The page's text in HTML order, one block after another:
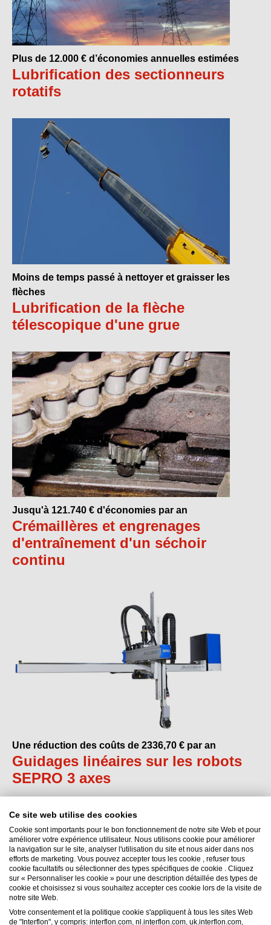
Plus de 12.000 € d’économies annuelles estimées
Lubrification des sectionneurs
rotatifs
Moins de temps passé à nettoyer et graisser les
flèches
Lubrification de la flèche
télescopique d'une grue
Jusqu'à 121.740 € d'économies par an
Crémaillères et engrenages
d'entraînement d'un séchoir
continu
Une réduction des coûts de 2336,70 € par an
Guidages linéaires sur les robots
SEPRO 3 axes
Interflon België NV
Nieuwe Baan 18
9111 Sint-Niklaas (Belsele, Vlaanderen)
Belgique
Ce site web utilise des cookies
Cookie sont importants pour le bon fonctionnement de notre site Web et pour
améliorer votre expérience utilisateur. Nous utilisons cookie pour améliorer
la navigation sur le site, analyser l'utilisation du site et nous aider dans nos
efforts de marketing. Vous pouvez accepter tous les cookie , refuser tous
cookie facultatifs ou sélectionner des types spécifiques de cookie . Cliquez
sur « Personnaliser les cookie » pour une description détaillée des types de
cookie et choisissez si vous souhaitez accepter ces cookie lors de la visite de
notre site Web.
Votre consentement et la politique cookie s'appliquent à tous les sites Web
de "Interflon", y compris: interflon.com, nl.interflon.com, uk.interflon.com,